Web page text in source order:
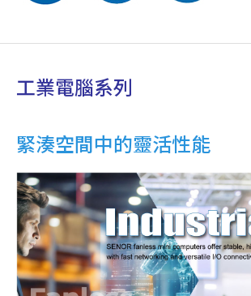
工業電腦系列
緊湊空間中的靈活性能